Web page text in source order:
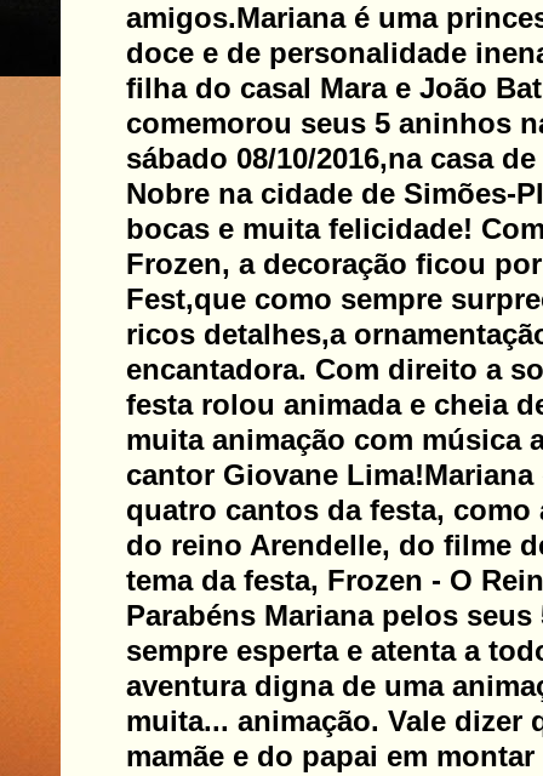
amigos.Mariana é uma
doce e de personalidade
filha do casal Mara e João
comemorou seus 5 aninhos
sábado 08/10/2016,na casa
Nobre na cidade de Simões-
bocas e muita felicidade!
Frozen, a decoração ficou
Fest,que como sempre
ricos detalhes,a
encantadora. Com direito a
festa rolou animada e cheia
muita animação com música
cantor Giovane Lima!
quatro cantos da festa, como
do reino Arendelle, do filme
tema da festa, Frozen - O
Parabéns Mariana pelos
sempre esperta e atenta a
aventura digna de uma
muita... animação. Vale dizer
mamãe e do papai em